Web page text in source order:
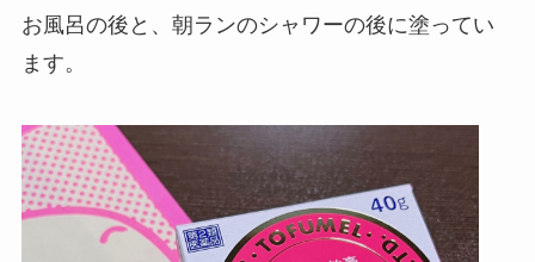
お風呂の後と、朝ランのシャワーの後に塗ってい
ます。